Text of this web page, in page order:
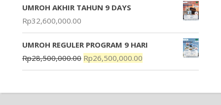
UMROH AKHIR TAHUN 9 DAYS
Rp32,600,000.00
UMROH REGULER PROGRAM 9 HARI
Rp28,500,000.00 Rp26,500,000.00